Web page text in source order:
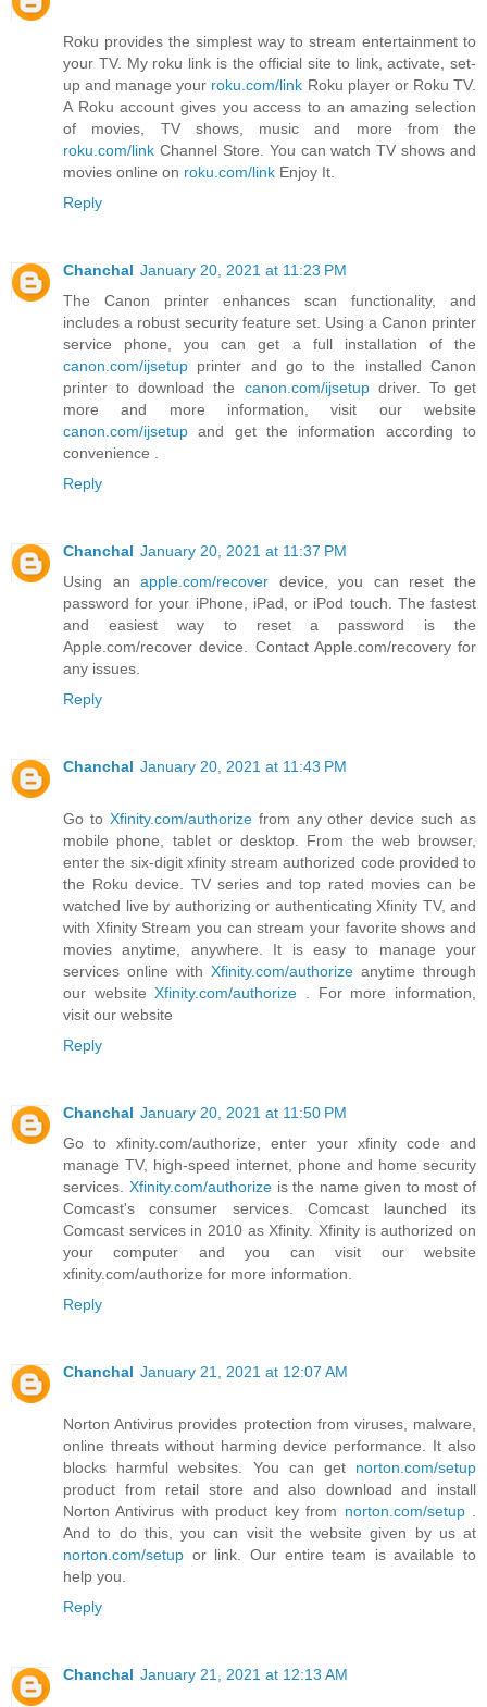
Roku provides the simplest way to stream entertainment to
your TV. My roku link is the official site to link, activate, set-
up and manage your roku.com/link Roku player or Roku TV.
A Roku account gives you access to an amazing selection
of movies, TV shows, music and more from the
roku.com/link Channel Store. You can watch TV shows and
movies online on roku.com/link Enjoy It.
Reply
Chanchal January 20, 2021 at 11:23 PM
The Canon printer enhances scan functionality, and
includes a robust security feature set. Using a Canon printer
service phone, you can get a full installation of the
canon.com/ijsetup printer and go to the installed Canon
printer to download the canon.com/ijsetupdriver. To get
more and more information, visit our website
canon.com/ijsetup and get the information according to
convenience .
Reply
Chanchal January 20, 2021 at 11:37 PM
Using anapple.com/recover device, you can reset the
password for your iPhone, iPad, or iPod touch. The fastest
and easiest way to reset a password is the
Apple.com/recover device. Contact Apple.com/recovery for
any issues.
Reply
Chanchal January 20, 2021 at 11:43 PM
Go to Xfinity.com/authorizefrom any other device such as
mobile phone, tablet or desktop. From the web browser,
enter the six-digit xfinity stream authorized code provided to
the Roku device. TV series and top rated movies can be
watched live by authorizing or authenticating Xfinity TV, and
with Xfinity Stream you can stream your favorite shows and
movies anytime, anywhere. It is easy to manage your
services online with Xfinity.com/authorize anytime through
our websiteXfinity.com/authorize . For more information,
visit our website
Reply
Chanchal January 20, 2021 at 11:50 PM
Go to xfinity.com/authorize, enter your xfinity code and
manage TV, high-speed internet, phone and home security
services. Xfinity.com/authorizeis the name given to most of
Comcast's consumer services. Comcast launched its
Comcast services in 2010 as Xfinity. Xfinity is authorized on
your computer and you can visit our website
xfinity.com/authorize for more information.
Reply
Chanchal January 21, 2021 at 12:07 AM
Norton Antivirus provides protection from viruses, malware,
online threats without harming device performance. It also
blocks harmful websites. You can get norton.com/setup
product from retail store and also download and install
Norton Antivirus with product key from norton.com/setup.
And to do this, you can visit the website given by us at
norton.com/setup or link. Our entire team is available to
help you.
Reply
Chanchal January 21, 2021 at 12:13 AM